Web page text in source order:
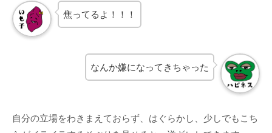
焦ってるよ！！！
なんか嫌になってきちゃった
自分の立場をわきまえておらず、はぐらかし、少しでもこち